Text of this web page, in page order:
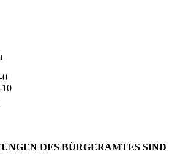
0
10
DES BÜRGERAMTES SIND